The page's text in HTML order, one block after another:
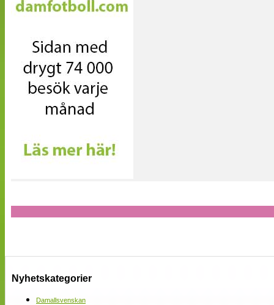
Nyhetskategorier
Damallsvenskan